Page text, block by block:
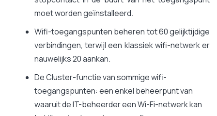
moet worden geïnstalleerd.
Wifi-toegangspunten beheren tot 60 gelijktijdige
verbindingen, terwijl een klassiek wifi-netwerk er
nauwelijks 20 aankan.
De Cluster-functie van sommige wifi-
toegangspunten: een enkel beheerpunt van
waaruit de IT-beheerder een Wi-Fi-netwerk kan